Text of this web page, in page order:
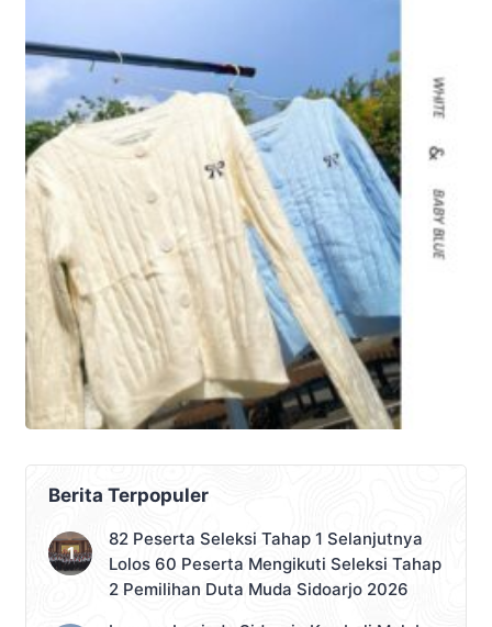
Berita Terpopuler
82 Peserta Seleksi Tahap 1 Selanjutnya
Lolos 60 Peserta Mengikuti Seleksi Tahap
2 Pemilihan Duta Muda Sidoarjo 2026